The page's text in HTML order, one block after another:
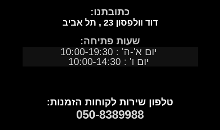
כתובתנו:
דוד וולפסון 23 , תל אביב
שעות פתיחה:
יום א'-ה' : 10:00-19:30
יום ו' : 10:00-14:30
טלפון שירות לקוחות הזמנות:
050-8389988